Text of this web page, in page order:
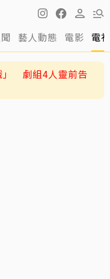
藝人動態 電影 電
」 劇組4人靈前告